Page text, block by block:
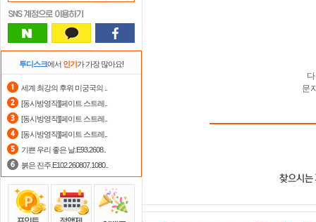
투디스크에서 인기가 가장 많아요!
세계 최강의 후위 미궁국의 ..
[동시방영작][페이트 스트레..
[동시방영작][페이트 스트레..
[동시방영작][페이트 스트레..
기쁜 우리 좋은 날.E93.2608..
붉은 진주.E102.260807.1080..
문